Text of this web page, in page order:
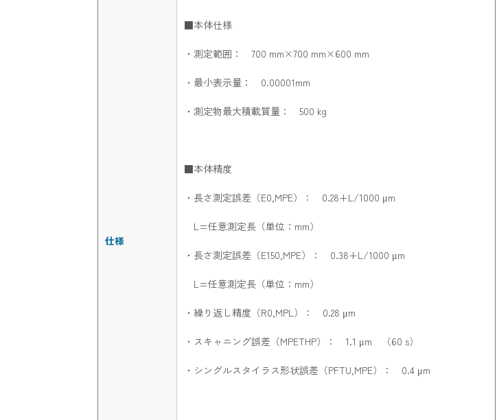
仕様
■本体仕様
・測定範囲： 700 mm×700 mm×600 mm
・最小表示量： 0.00001mm
・測定物最大積載質量： 500 kg
■本体精度
・長さ測定誤差（E0,MPE）： 0.28+L/1000 μm
L=任意測定長（単位：mm）
・長さ測定誤差（E150,MPE）： 0.38+L/1000 μm
L=任意測定長（単位：mm）
・繰り返し精度（R0,MPL）： 0.28 μm
・スキャニング誤差（MPETHP）： 1.1 μm （60 s）
・シングルスタイラス形状誤差（PFTU,MPE）： 0.4 μm